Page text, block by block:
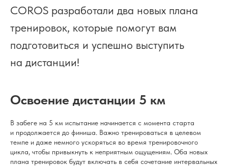
COROS разработали два новых плана
тренировок, которые помогут вам
подготовиться и успешно выступить
на дистанции!
Освоение дистанции 5 км
В забеге на 5 км испытание начинается с момента старта
и продолжается до финиша. Важно тренироваться в целевом
темпе и даже немного ускоряться во время тренировочного
цикла, чтобы привыкнуть к неприятным ощущениям. Оба новых
плана тренировок будут включать в себя сочетание интервальных